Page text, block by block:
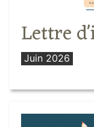
Lettre
Juin 2026